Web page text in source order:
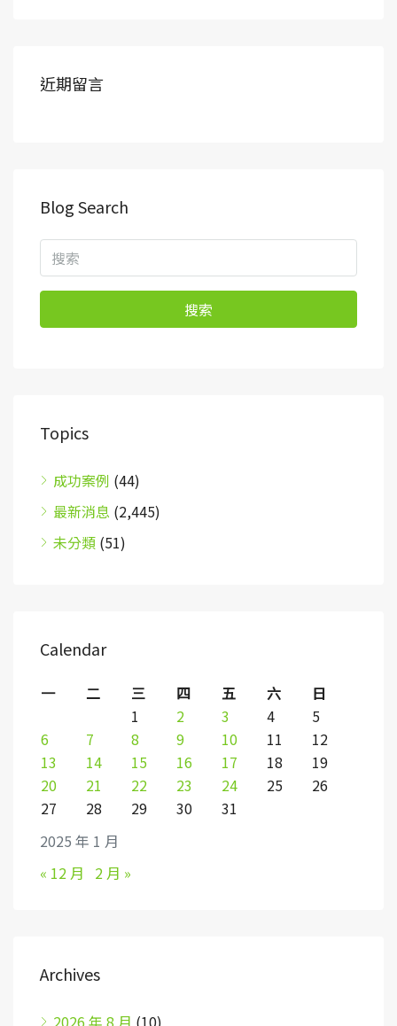
近期留言
Blog Search
搜索
Topics
成功案例 (44)
最新消息 (2,445)
未分類 (51)
Calendar
2025 年 1 月
一 二 三 四 五 六
日
1
2 3 4
5
6
7 8 9 10 11
12
13
14 15 16 17 18
19
20
21 22 23 24 25
26
27
28 29 30 31
« 12 月 2 月 »
Archives